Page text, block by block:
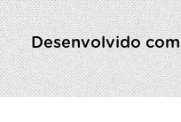
Desenvolvido com